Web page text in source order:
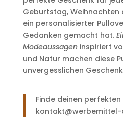
Geburtstag, Weihnachten
ein personalisierter
Gedanken gemacht hat.
Modeaussageninspiriert
und Natur machen diese
unvergesslichen
Finde deinen
kontakt@werbemittel-